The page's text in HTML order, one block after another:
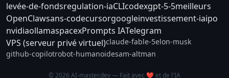
levée-de-fondsregulation-iaCLIcodexgpt-5-5meilleurs
OpenClawsans-codecursorgoogleinvestissement-iaipo
nvidiaollamaspacexPrompts IATelegram
VPS (serveur privé virtuel)claude-fable-5elon-musk
github-copilotrobot-humanoidesam-altman
© 2026 AI-master.dev — Fait avec ❤️ et de l'IA